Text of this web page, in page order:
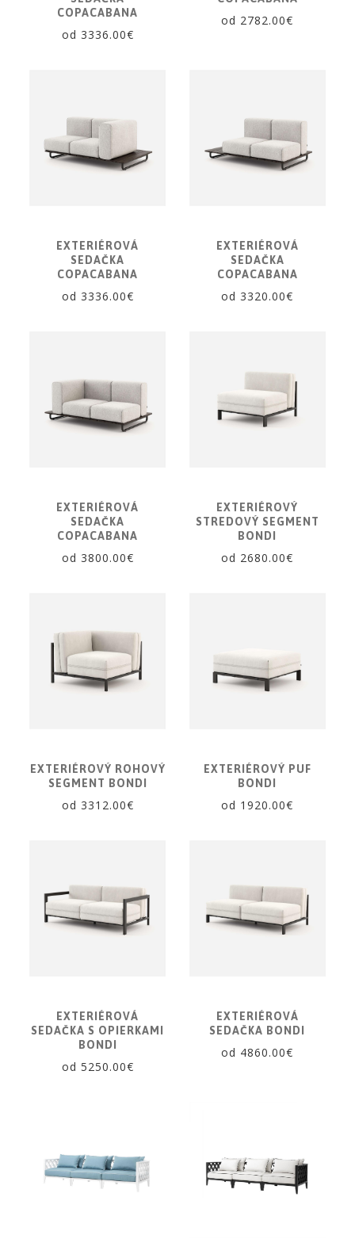
COPACABANA
od 3336.00€
od 2782.00€
EXTERIÉROVÁ
SEDAČKA
COPACABANA
od 3336.00€
EXTERIÉROVÁ
SEDAČKA
COPACABANA
od 3320.00€
EXTERIÉROVÁ
SEDAČKA
COPACABANA
od 3800.00€
EXTERIÉROVÝ
STREDOVÝ SEGMENT
BONDI
od 2680.00€
EXTERIÉROVÝ ROHOVÝ
SEGMENT BONDI
od 3312.00€
EXTERIÉROVÝ PUF
BONDI
od 1920.00€
EXTERIÉROVÁ
SEDAČKA S OPIERKAMI
BONDI
od 5250.00€
EXTERIÉROVÁ
SEDAČKA BONDI
od 4860.00€